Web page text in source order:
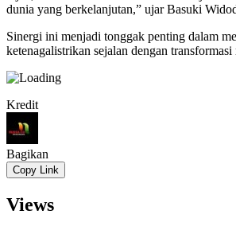
dunia yang berkelanjutan,” ujar Basuki
Sinergi ini menjadi tonggak penting dalam
ketenagalistrikan sejalan dengan
Kredit
Bagikan
Copy Link
Views